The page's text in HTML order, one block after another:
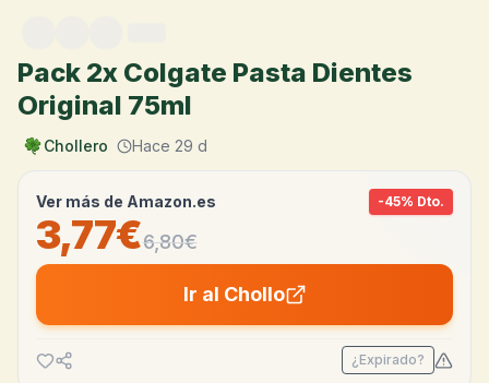
Pack 2x Colgate Pasta Dientes
Original 75ml
Chollero Hace 29 d
Ver más de Amazon.es -45% Dto.
3,77€6,80€
Ir al Chollo
¿Expirado?